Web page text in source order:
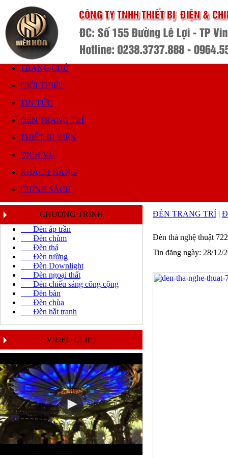
TRANG CHỦ
GIỚI THIỆU
TIN TỨC
ĐÈN TRANG TRÍ
THIẾT BỊ ĐIỆN
DỊCH VỤ
KHÁCH HÀNG
CHÍNH SÁCH
CHƯƠNG TRÌNH
Đèn áp trần
Đèn chùm
Đèn thả
Đèn tường
Đèn Downlight
Đèn ngoại thất
Đèn chiếu sáng công cộng
Đèn bàn
Đèn chùa
Đèn hắt tranh
VIDEO CLIPS
ĐÈN TRANG TRÍ |
Đèn thả nghệ thuật
Tin đăng ngày: 28/12/